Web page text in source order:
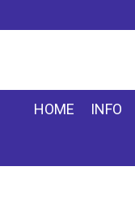
direct
hoofdinhoud
HOME INFO